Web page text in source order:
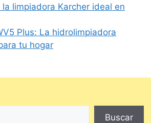
la limpiadora Karcher ideal en
Plus: La hidrolimpiadora
tu hogar
Buscar